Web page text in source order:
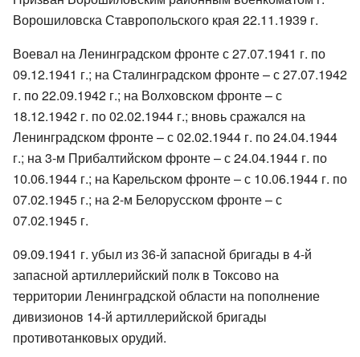
Ворошиловска Ставропольского края 22.11.1939 г.
Воевал на Ленинградском фронте с 27.07.1941 г. по
09.12.1941 г.; на Сталинградском фронте – с 27.07.1942
г. по 22.09.1942 г.; на Волховском фронте – с
18.12.1942 г. по 02.02.1944 г.; вновь сражался на
Ленинградском фронте – с 02.02.1944 г. по 24.04.1944
г.; на 3-м Прибалтийском фронте – с 24.04.1944 г. по
10.06.1944 г.; на Карельском фронте – с 10.06.1944 г. по
07.02.1945 г.; на 2-м Белорусском фронте – с
07.02.1945 г.
09.09.1941 г. убыл из 36-й запасной бригады в 4-й
запасной артиллерийский полк в Токсово на
территории Ленинградской области на пополнение
дивизионов 14-й артиллерийской бригады
противотанковых орудий.